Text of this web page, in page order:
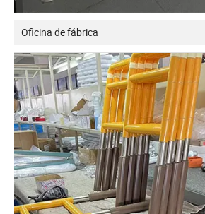
Oficina de fábrica